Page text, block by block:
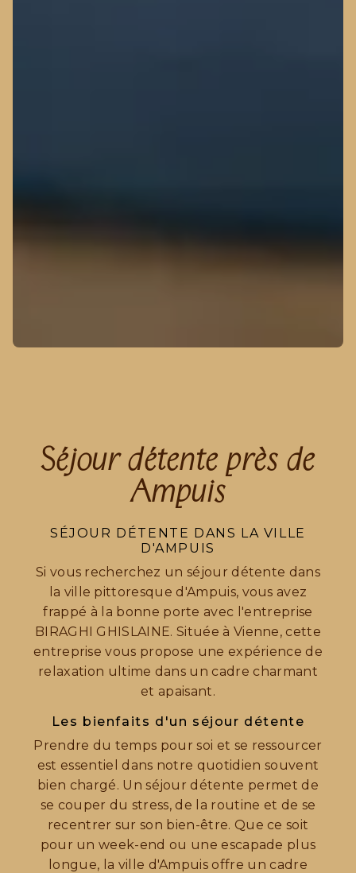
Séjour détente près de
Ampuis
SÉJOUR DÉTENTE DANS LA VILLE
D'AMPUIS
Si vous recherchez un séjour détente dans
la ville pittoresque d'Ampuis, vous avez
frappé à la bonne porte avec l'entreprise
BIRAGHI GHISLAINE. Située à Vienne, cette
entreprise vous propose une expérience de
relaxation ultime dans un cadre charmant
et apaisant.
Les bienfaits d'un séjour détente
Prendre du temps pour soi et se ressourcer
est essentiel dans notre quotidien souvent
bien chargé. Un séjour détente permet de
se couper du stress, de la routine et de se
recentrer sur son bien-être. Que ce soit
pour un week-end ou une escapade plus
longue, la ville d'Ampuis offre un cadre